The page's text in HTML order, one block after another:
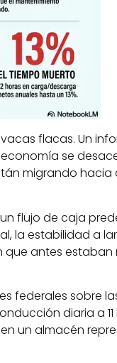
flacas. Un
se
migrando
flujo de caja
la estabilidad a
antes estaban
federales sobre
diaria a
un almacén